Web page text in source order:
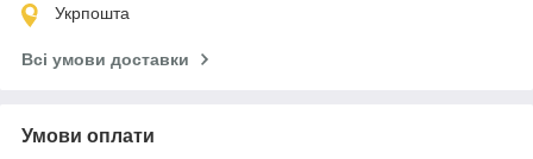
Укрпошта
Всі умови доставки
Умови оплати